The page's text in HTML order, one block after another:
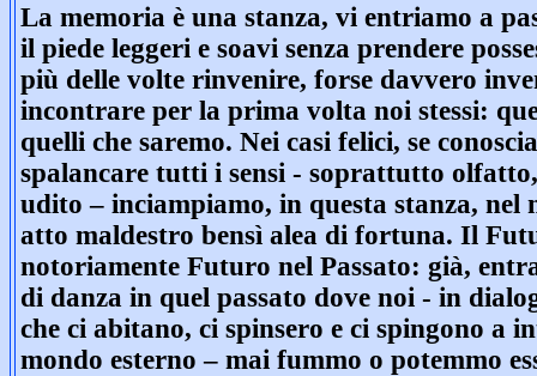
La memoria è una stanza, vi entriamo a
il piede leggeri e soavi senza prendere
più delle volte rinvenire, forse davvero
incontrare per la prima volta noi stessi:
quelli che saremo. Nei casi felici, se
spalancare tutti i sensi - soprattutto
udito – inciampiamo, in questa stanza, nel
atto maldestro bensì alea di fortuna. Il
notoriamente Futuro nel Passato: già,
di danza in quel passato dove noi - in
che ci abitano, ci spinsero e ci spingono a
mondo esterno – mai fummo o potemmo